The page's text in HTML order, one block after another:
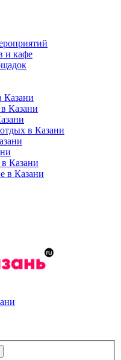
и кафе
Казани
Казани
в Казани
Казани
в Казани